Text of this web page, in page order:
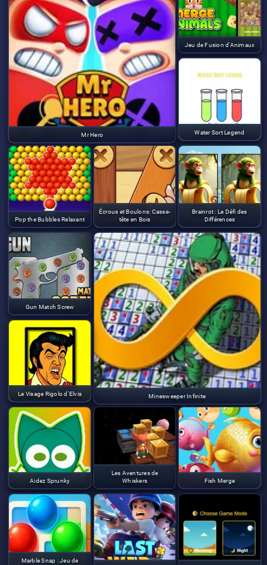
Mr Hero
Jeu de Fusion d'Animaux
Water Sort Legend
Pop the Bubbles Relaxant
Écrous et Boulons: Casse-
tête en Bois
Brainrot : Le Défi des
Différences
Gun Match Screw
Minesweeper Infinite
Le Visage Rigolo d'Elvis
Aidez Sprunky
Les Aventures de
Whiskers
Fish Merge
Marble Snap : Jeu de